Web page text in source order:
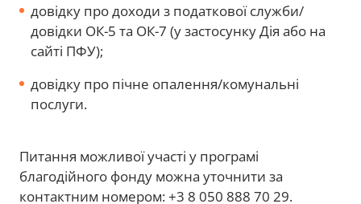
довідку про доходи з податкової служби/
довідки ОК-5 та ОК-7 (у застосунку Дія або на
сайті ПФУ);
довідку про пічне опалення/комунальні
послуги.
Питання можливої участі у програмі
благодійного фонду можна уточнити за
контактним номером: +3 8 050 888 70 29.